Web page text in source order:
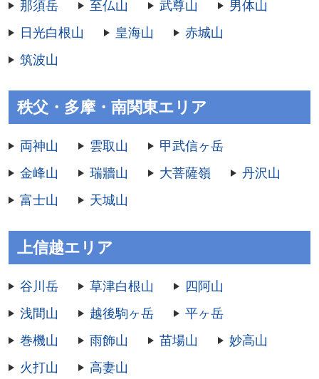
那須岳 至仏山 武尊山
男体山
日光白根山
皇海山
赤城山
筑波山
秩父・多摩・南関東エリア
両神山 雲取山
甲武信ヶ岳
金峰山
瑞牆山 大菩薩嶺
丹沢山
富士山
天城山
上信越エリア
谷川岳 草津白根山
四阿山
浅間山
越後駒ヶ岳
平ヶ岳
巻機山
雨飾山 苗場山
妙高山
火打山
高妻山